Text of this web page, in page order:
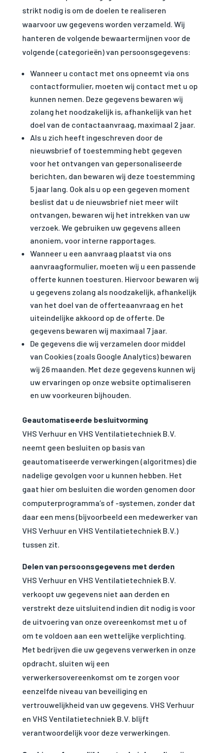
strikt nodig is om de doelen te realiseren
waarvoor uw gegevens worden verzameld. Wij
hanteren de volgende bewaartermijnen voor de
volgende (categorieën) van persoonsgegevens:
Wanneer u contact met ons opneemt via ons
contactformulier, moeten wij contact met u op
kunnen nemen. Deze gegevens bewaren wij
zolang het noodzakelijk is, afhankelijk van het
doel van de contactaanvraag, maximaal 2 jaar.
Als u zich heeft ingeschreven door de
nieuwsbrief of toestemming hebt gegeven
voor het ontvangen van gepersonaliseerde
berichten, dan bewaren wij deze toestemming
5 jaar lang. Ook als u op een gegeven moment
beslist dat u de nieuwsbrief niet meer wilt
ontvangen, bewaren wij het intrekken van uw
verzoek. We gebruiken uw gegevens alleen
anoniem, voor interne rapportages.
Wanneer u een aanvraag plaatst via ons
aanvraagformulier, moeten wij u een passende
offerte kunnen toesturen. Hiervoor bewaren wij
u gegevens zolang als noodzakelijk, afhankelijk
van het doel van de offerteaanvraag en het
uiteindelijke akkoord op de offerte. De
gegevens bewaren wij maximaal 7 jaar.
De gegevens die wij verzamelen door middel
van Cookies (zoals Google Analytics) bewaren
wij 26 maanden. Met deze gegevens kunnen wij
uw ervaringen op onze website optimaliseren
en uw voorkeuren bijhouden.
Geautomatiseerde besluitvorming
VHS Verhuur en VHS Ventilatietechniek B.V.
neemt geen besluiten op basis van
geautomatiseerde verwerkingen (algoritmes) die
nadelige gevolgen voor u kunnen hebben. Het
gaat hier om besluiten die worden genomen door
computerprogramma’s of -systemen, zonder dat
daar een mens (bijvoorbeeld een medewerker van
VHS Verhuur en VHS Ventilatietechniek B.V.)
tussen zit.
Delen van persoonsgegevens met derden
VHS Verhuur en VHS Ventilatietechniek B.V.
verkoopt uw gegevens niet aan derden en
verstrekt deze uitsluitend indien dit nodig is voor
de uitvoering van onze overeenkomst met u of
om te voldoen aan een wettelijke verplichting.
Met bedrijven die uw gegevens verwerken in onze
opdracht, sluiten wij een
verwerkersovereenkomst om te zorgen voor
eenzelfde niveau van beveiliging en
vertrouwelijkheid van uw gegevens. VHS Verhuur
en VHS Ventilatietechniek B.V. blijft
verantwoordelijk voor deze verwerkingen.
Noodzakelijk
Noodzakelijke cookies
zijn essentieel om de
website goed te laten
functioneren. Deze
alleen cookies die
zorgen voor
basisfunctionaliteiten
beveiligingsfuncties
van de website. Deze
persoonlijke
informatie op.
Statistieken
functionaliteit
en structuur
kunnen
basis van hoe
wordt
gebruikt.
Ervaring
Om onze
goed mogelijk
te laten
tijdens jou
bezoek. Als je
weigert, zal
de
functionaliteit
website
verdwijnen.
Marketing
Door jouw
gedrag te delen
terwijl je onze site
je de kans op het
zien van
gepersonaliseerde
inhoud en